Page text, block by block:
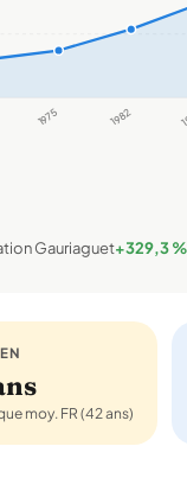
1975 1982
Gauriaguet+329,3 %
moy. FR (42 ans)